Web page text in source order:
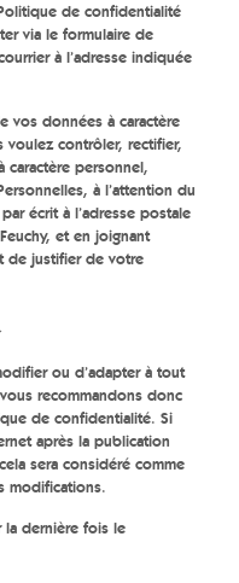
de confidentialité
via le formulaire de
à l’adresse indiquée
vos données à caractère
voulez contrôler, rectifier,
caractère personnel,
à l’attention du
écrit à l’adresse postale
et en joignant
de justifier de votre
ou d’adapter à tout
recommandons donc
de confidentialité. Si
après la publication
sera considéré comme
modifications.
la dernière fois le